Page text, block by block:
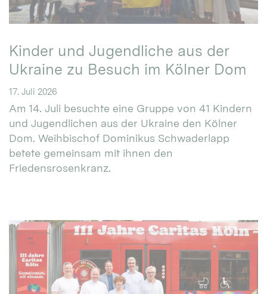
Kinder und Jugendliche aus der
Ukraine zu Besuch im Kölner Dom
17. Juli 2026
Am 14. Juli besuchte eine Gruppe von 41 Kindern
und Jugendlichen aus der Ukraine den Kölner
Dom. Weihbischof Dominikus Schwaderlapp
betete gemeinsam mit ihnen den
Friedensrosenkranz.